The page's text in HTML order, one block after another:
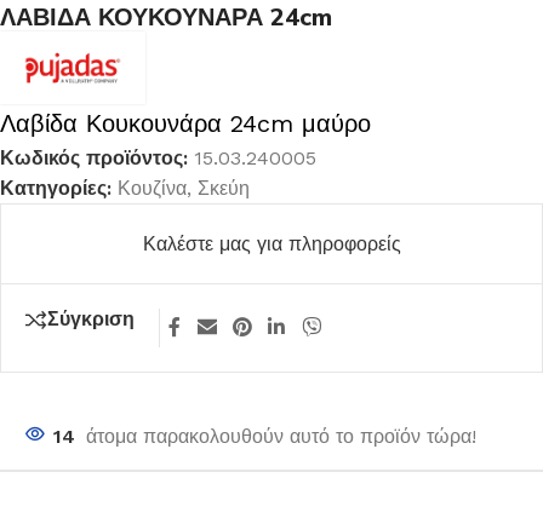
ΛΑΒΙΔΑ ΚΟΥΚΟΥΝΑΡΑ 24cm
Λαβίδα Κουκουνάρα 24cm μαύρο
Κωδικός προϊόντος: 15.03.240005
Κατηγορίες: Κουζίνα, Σκεύη
Καλέστε μας για πληροφορείς
Σύγκριση
14 άτομα παρακολουθούν αυτό το προϊόν τώρα!